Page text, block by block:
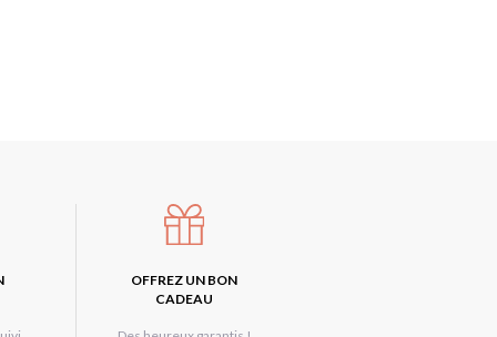
OFFREZ UN BON
CADEAU